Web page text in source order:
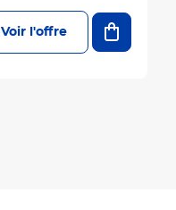
Voir l'offre
Ajouter